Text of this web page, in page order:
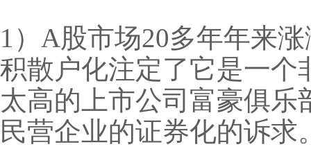
1）A股市场20多年年来
积散户化注定了它是一个
太高的上市公司富豪俱乐
民营企业的证券化的诉求